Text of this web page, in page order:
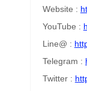
Website :
YouTube :
Line@ :
Telegram :
Twitter :